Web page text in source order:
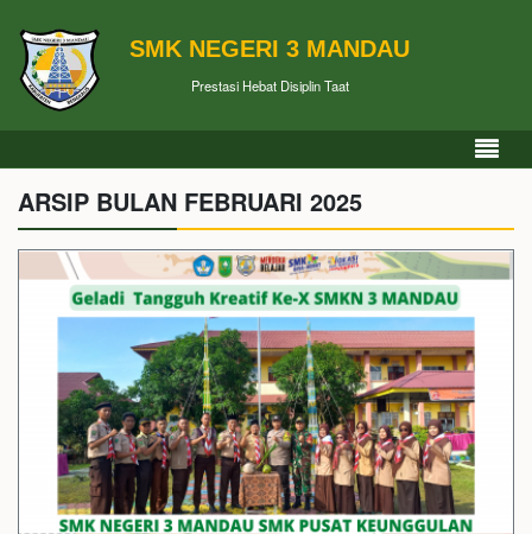
SMK NEGERI 3 MANDAU
Prestasi Hebat Disiplin Taat
ARSIP BULAN FEBRUARI 2025